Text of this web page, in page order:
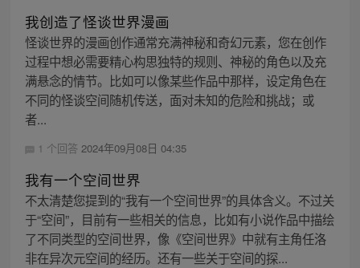
我创造了怪谈世界漫画
怪谈世界的漫画创作通常充满神秘和奇幻元素，您在创作
过程中想必需要精心构思独特的规则、神秘的角色以及充
满悬念的情节。比如可以像某些作品中那样，设定角色在
不同的怪谈空间随机传送，面对未知的危险和挑战；或
者...
1 个回答 2024年09月08日 04:35
我有一个空间世界
不太清楚您提到的“我有一个空间世界”的具体含义。不过关
于“空间”，目前有一些相关的信息，比如有小说作品中描绘
了不同类型的空间世界，像《空间世界》中就有主角任洛
非在异次元空间的经历。还有一些关于空间的探...